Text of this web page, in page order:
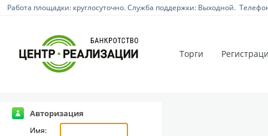
Работа площадки: круглосуточно. Служба поддержки: Выходной.
Торги
Авторизация
Имя: